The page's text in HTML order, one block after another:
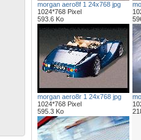
morgan aero8f 1 24x768 jpg
1024*768 Pixel
593.6 Ko
morgan aero8r 1 24x768 jpg
1024*768 Pixel
595.3 Ko